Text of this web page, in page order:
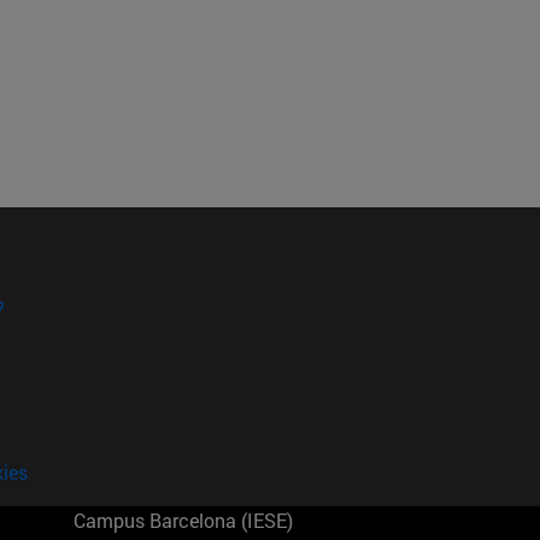
Campus Barcelona (IESE)